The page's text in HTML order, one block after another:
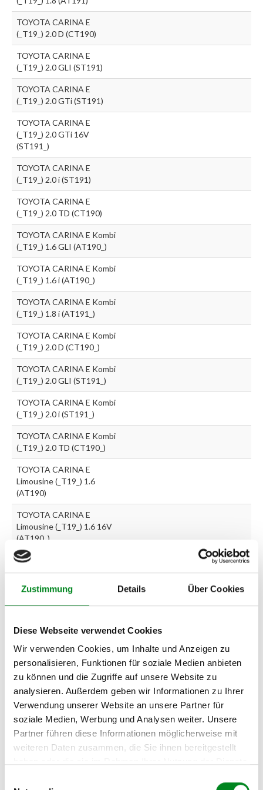
Zustimmung Details Über Cookies
Diese Webseite verwendet Cookies
Wir verwenden Cookies, um Inhalte und Anzeigen zu
personalisieren, Funktionen für soziale Medien anbieten
zu können und die Zugriffe auf unsere Website zu
analysieren. Außerdem geben wir Informationen zu Ihrer
Verwendung unserer Website an unsere Partner für
soziale Medien, Werbung und Analysen weiter. Unsere
Partner führen diese Informationen möglicherweise mit
weiteren Daten zusammen, die Sie ihnen bereitgestellt
TOYOTA CARINA E
(_T19_) 2.0 D (CT190)
TOYOTA CARINA E
(_T19_) 2.0 GLI (ST191)
TOYOTA CARINA E
(_T19_) 2.0 GTi (ST191)
TOYOTA CARINA E
(_T19_) 2.0 GTi 16V
(ST191_)
TOYOTA CARINA E
(_T19_) 2.0 i (ST191)
TOYOTA CARINA E
(_T19_) 2.0 TD (CT190)
TOYOTA CARINA E Kombi
(_T19_) 1.6 GLI (AT190_)
TOYOTA CARINA E Kombi
(_T19_) 1.6 i (AT190_)
TOYOTA CARINA E Kombi
(_T19_) 1.8 i (AT191_)
TOYOTA CARINA E Kombi
(_T19_) 2.0 D (CT190_)
TOYOTA CARINA E Kombi
(_T19_) 2.0 GLI (ST191_)
TOYOTA CARINA E Kombi
(_T19_) 2.0 i (ST191_)
TOYOTA CARINA E Kombi
(_T19_) 2.0 TD (CT190_)
TOYOTA CARINA E
Limousine (_T19_) 1.6
(AT190)
TOYOTA CARINA E
Limousine (_T19_) 1.6 16V
(AT190_)
TOYOTA CARINA E
Limousine (_T19_) 1.6 GLI
(AT190)
TOYOTA CARINA E
(AT191)
TOYOTA CARINA E
Limousine (_T19_) 2.0
(ST191)
TOYOTA CARINA E
Limousine (_T19_) 2.0 D
(CT190)
Limousine (_T19_) 2.0 GLI
(ST191)
TOYOTA CARINA E